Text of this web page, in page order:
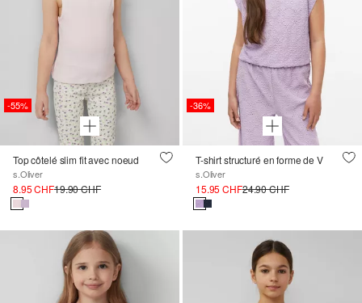
-55%
Top côtelé slim fit avec noeud
s.Oliver
8.95 CHF19.90 CHF
-36%
T-shirt structuré en forme de V
s.Oliver
15.95 CHF24.90 CHF